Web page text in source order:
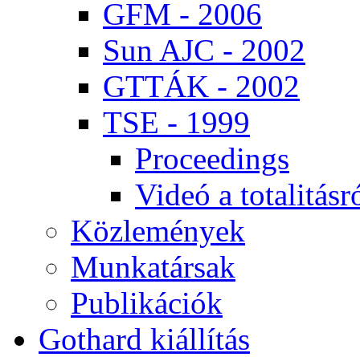
GFM - 2006
Sun AJC - 2002
GT­TÁK - 2002
TSE - 1999
Pro­ce­e­dings
Vi­deó a
Köz­le­mé­nyek
Mun­ka­tár­sak
Pub­li­ká­ci­ók
Got­hard ki­ál­lí­tás